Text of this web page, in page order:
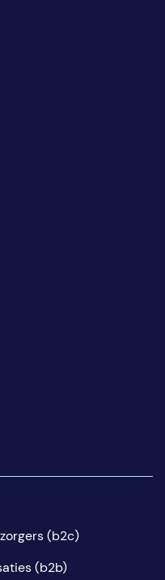
(b2c)
(b2b)